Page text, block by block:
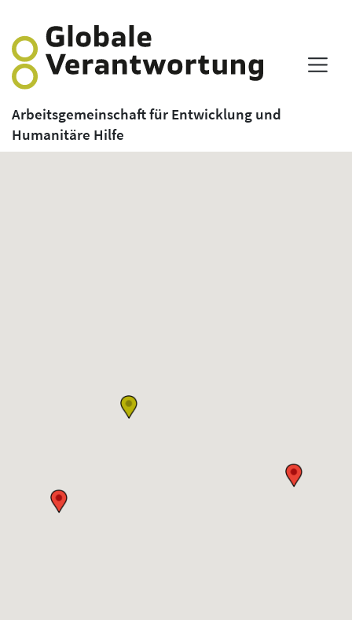
Arbeitsgemeinschaft für Entwicklung und
Humanitäre Hilfe